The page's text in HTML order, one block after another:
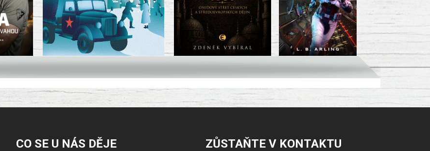
CO SE U NÁS DĚJE ZŮSTAŇTE V KONTAKTU